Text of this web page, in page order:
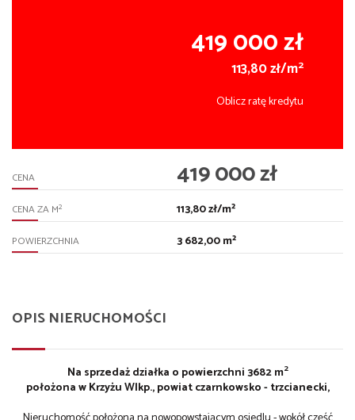
419 000 zł
113,80 zł/m2
Oblicz ratę kredytu
CENA 419 000 zł
CENA ZA M2 113,80 zł/m²
POWIERZCHNIA 3 682,00 m²
OPIS NIERUCHOMOŚCI
Na sprzedaż działka o powierzchni 3682 m2
położona w Krzyżu Wlkp., powiat czarnkowsko - trzcianecki,